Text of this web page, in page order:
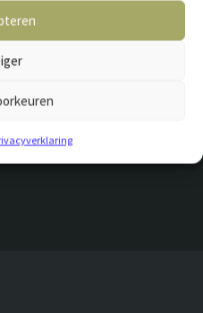
per plaat van 244 cm lang en 59
op 15 mm dik, per m².